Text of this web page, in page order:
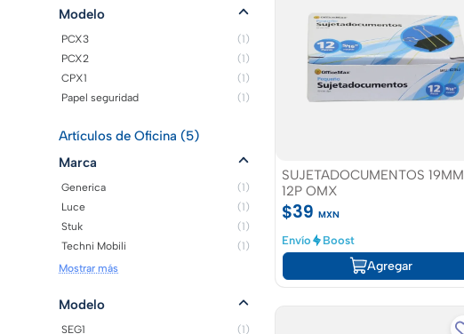
Modelo
PCX3
(1)
PCX2
(1)
CPX1
(1)
Papel seguridad
(1)
Artículos de Oficina (5)
Marca
Generica
(1)
Luce
(1)
Stuk
(1)
Techni Mobili
(1)
Mostrar más
Modelo
SEG1
(1)
SUJETADOCUMENTOS 19MM
12P OMX
$39MXN
Envío
Boost
Agregar